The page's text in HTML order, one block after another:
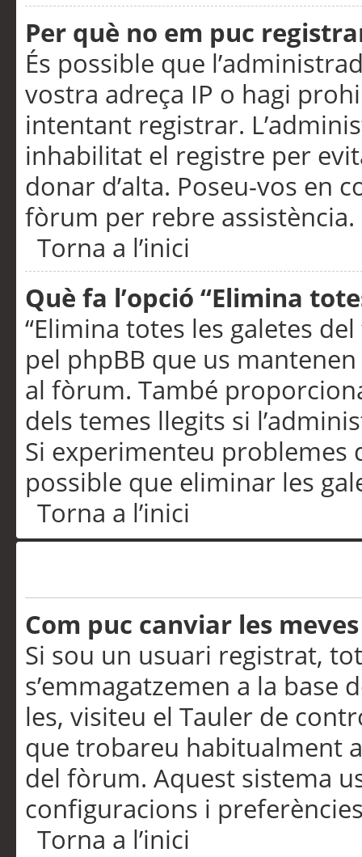
Per què no em puc
És possible que
vostra adreça IP o hagi
intentant registrar.
inhabilitat el registre per
donar d’alta. Poseu-vos en
fòrum per rebre assistència.
Torna a l’inici
Què fa l’opció “Elimina
“Elimina totes les galetes
pel phpBB que us
al fòrum. També
dels temes llegits si
Si experimenteu problemes
possible que eliminar les
Torna a l’inici
Com puc canviar les
Si sou un usuari registrat,
s’emmagatzemen a la
les, visiteu el Tauler de
que trobareu habitualment
del fòrum. Aquest sistema
configuracions i
Torna a l’inici